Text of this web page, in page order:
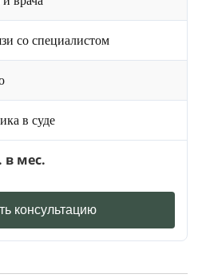
со специалистом
в суде
в мес.
консультацию